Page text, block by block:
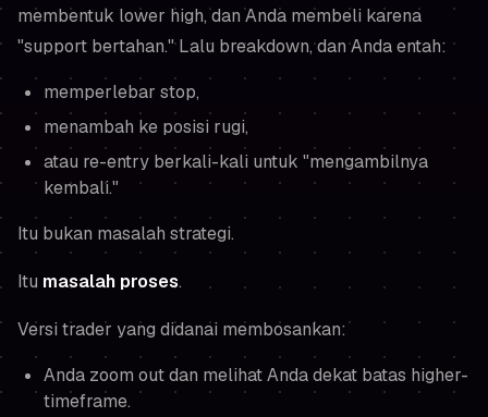
membentuk lower high, dan Anda membeli karena
"support bertahan." Lalu breakdown, dan Anda entah:
memperlebar stop,
menambah ke posisi rugi,
atau re-entry berkali-kali untuk "mengambilnya
kembali."
Itu bukan masalah strategi.
Itu masalah proses.
Versi trader yang didanai membosankan:
Anda zoom out dan melihat Anda dekat batas higher-
timeframe.